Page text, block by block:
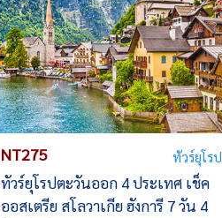
NT275 ทัวร์ยุโรป
ทัวร์ยุโรปตะวันออก 4 ประเทศ เช็ค
ออสเตรีย สโลวาเกีย ฮังการี 7 วัน 4